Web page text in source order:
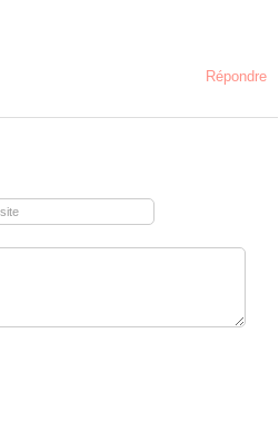
Répondre